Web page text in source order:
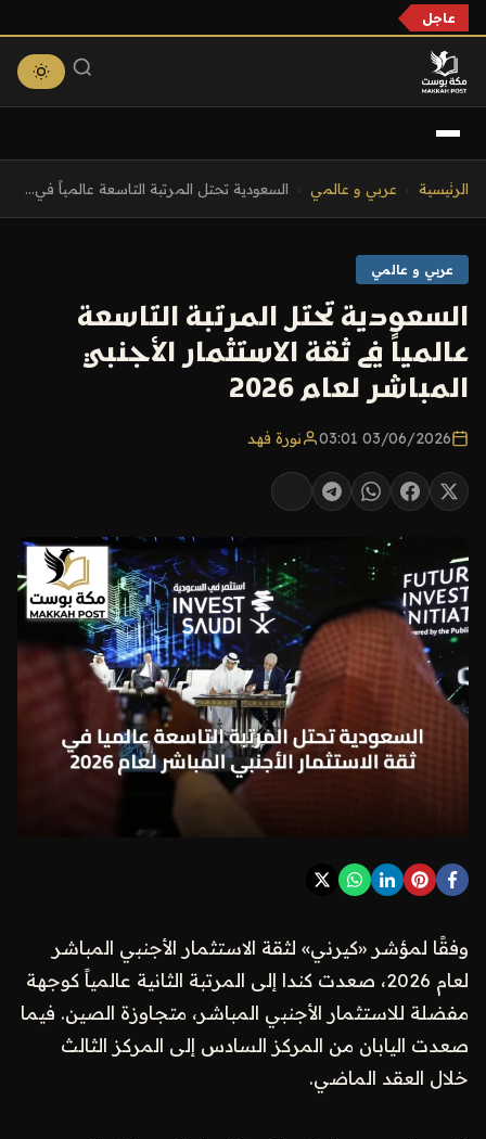
عاجل
الرئيسية عربي و عالمي السعودية تحتل المرتبة التاسعة عالمياً في...
عربي و عالمي
السعودية تحتل المرتبة التاسعة
عالمياً في ثقة الاستثمار الأجنبي
المباشر لعام 2026
03/06/2026 03:01 نورة فهد
وفقًا لمؤشر «كيرني» لثقة الاستثمار الأجنبي المباشر
لعام 2026، صعدت كندا إلى المرتبة الثانية عالمياً كوجهة
مفضلة للاستثمار الأجنبي المباشر، متجاوزة الصين. فيما
صعدت اليابان من المركز السادس إلى المركز الثالث
خلال العقد الماضي.